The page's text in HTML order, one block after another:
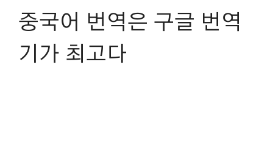
중국어 번역은 구글 번역
기가 최고다